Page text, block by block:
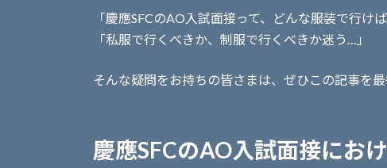
「慶應SFCのAO入試面接って、どんな服装で行け
「私服で行くべきか、制服で行くべきか迷う…」
そんな疑問をお持ちの皆さまは、ぜひこの記事を最
慶應SFCのAO入試面接にお